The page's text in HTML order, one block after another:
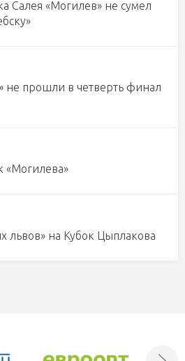
Салея «Могилев» не сумел
не прошли в четверть финал
«Могилева»
львов» на Кубок Цыплакова